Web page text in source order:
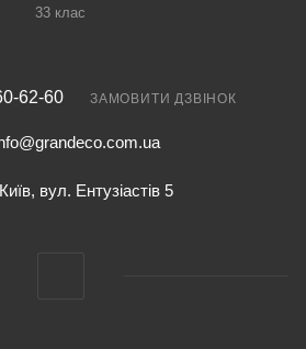
33 клас
62-60 ЗАМОВИТИ ДЗВІНОК
вул. Ентузіастів 5